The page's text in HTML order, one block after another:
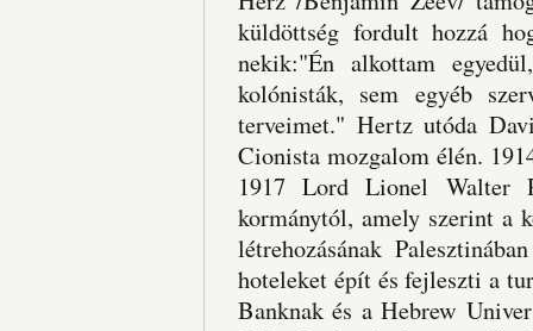
küldöttség fordult hozzá
nekik:"Én alkottam
kolónisták, sem egyéb
terveimet." Hertz utóda
Cionista mozgalom élén.
1917 Lord Lionel Walter
kormánytól, amely szerint a
létrehozásának
hoteleket épít és fejleszti a
Banknak és a Hebrew